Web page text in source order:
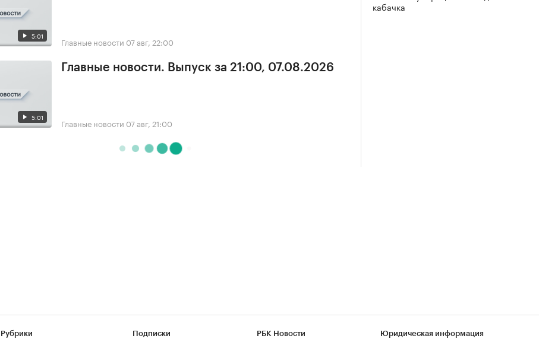
5:01 Главные новости 07 авг, 22:00
5:01
Главные новости. Выпуск за 21:00, 07.08.2026
Главные новости 07 авг, 21:00
кабачка
Рубрики Подписки РБК Новости Юридическая информация